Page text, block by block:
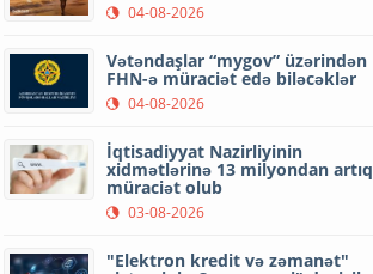
04-08-2026
Vətəndaşlar “mygov” üzərindən
FHN-ə müraciət edə biləcəklər
04-08-2026
İqtisadiyyat Nazirliyinin
xidmətlərinə 13 milyondan artıq
müraciət olub
03-08-2026
"Elektron kredit və zəmanət"